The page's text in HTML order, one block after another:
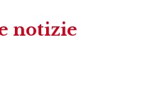
notizie